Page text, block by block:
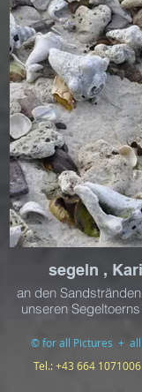
segeln ,
an den
unseren
Muscheln
© for all Pictures +
Tel.: +43 664